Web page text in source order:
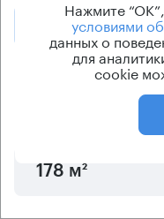
Позвонить
Предложения по
178 м²
Нажмите
условиями
данных о
для
cookie